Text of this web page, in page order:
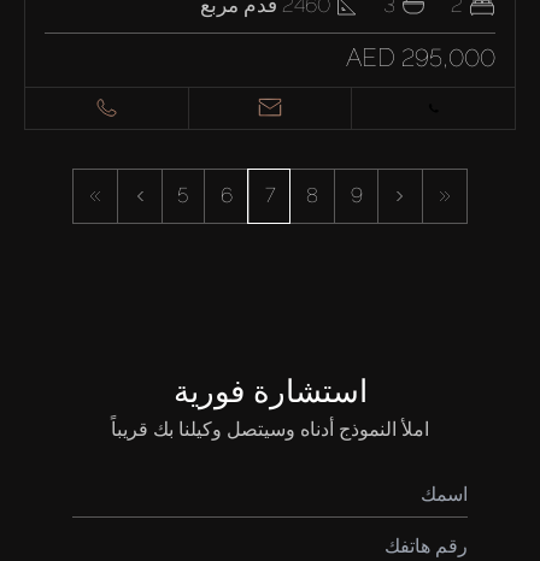
شراء
إيجار
2
3
2460 قدم مربع
AED 295,000
5 6 7 8 9
استشارة فورية
املأ النموذج أدناه وسيتصل وكيلنا بك قريباً